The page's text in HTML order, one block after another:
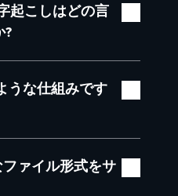
ーによる音声のように
します。
音声は、ElevenLabs
ジネス ライセンスを購
できます。販売代理店
プランによって異な
集機能はすべての
のプランでは、AI ナレ
きます。マイクを使用
らプロ品質のナレーシ
合に最適なプランで
起こしはどの言
?
、ポルトガル語 (ブラ
ン)、スペイン語 (アル
す。
うな仕組みです
るツールとは異なり、
ンス、または Camtasia
ァイル形式をサ